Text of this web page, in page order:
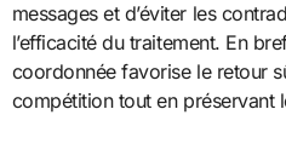
messages et d’éviter les
l’efficacité du traitement. En
coordonnée favorise le retour
compétition tout en préservant